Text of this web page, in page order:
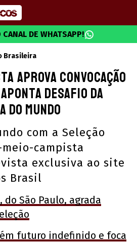
DE WHATSAPP!
Brasileira
aprova convocação
desafio da
do Mundo
com a Seleção
campista
exclusiva ao site
Brasil
do São Paulo, agrada
futuro indefinido e foca